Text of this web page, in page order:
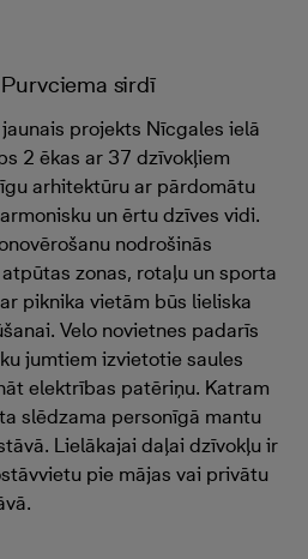
sirdī
projekts Nīcgales ielā
2 ēkas ar 37 dzīvokļiem
arhitektūru ar pārdomātu
un ērtu dzīves vidi.
nodrošinās
zonas, rotaļu un sporta
piknika vietām būs lieliska
Velo novietnes padarīs
jumtiem izvietotie saules
elektrības patēriņu. Katram
slēdzama personīgā mantu
Lielākajai daļai dzīvokļu ir
pie mājas vai privātu